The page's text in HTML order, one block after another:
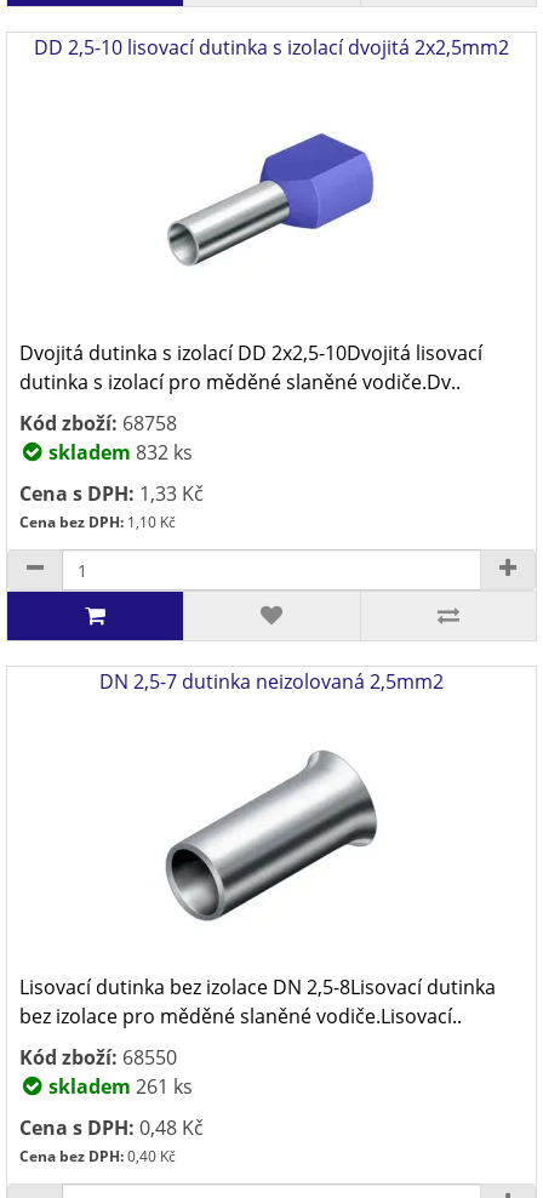
DD 2,5-10 lisovací dutinka s izolací dvojitá 2x2,5mm2
Dvojitá dutinka s izolací DD 2x2,5-10Dvojitá lisovací
dutinka s izolací pro měděné slaněné vodiče.Dv..
Kód zboží: 68758
skladem 832 ks
Cena s DPH: 1,33 Kč
Cena bez DPH: 1,10 Kč
DN 2,5-7 dutinka neizolovaná 2,5mm2
Lisovací dutinka bez izolace DN 2,5-8Lisovací dutinka
bez izolace pro měděné slaněné vodiče.Lisovací..
Kód zboží: 68550
skladem 261 ks
Cena s DPH: 0,48 Kč
Cena bez DPH:0,40 Kč